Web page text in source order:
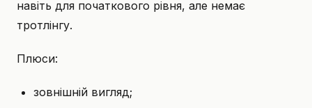
навіть для початкового рівня, але немає
тротлінгу.
Плюси:
зовнішній вигляд;